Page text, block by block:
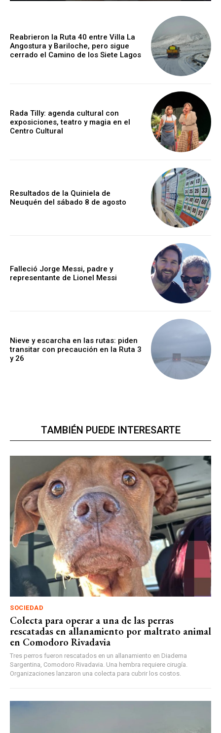
Reabrieron la Ruta 40 entre Villa La
Angostura y Bariloche, pero sigue
cerrado el Camino de los Siete Lagos
Rada Tilly: agenda cultural con
exposiciones, teatro y magia en el
Centro Cultural
Resultados de la Quiniela de
Neuquén del sábado 8 de agosto
Falleció Jorge Messi, padre y
representante de Lionel Messi
Nieve y escarcha en las rutas: piden
transitar con precaución en la Ruta 3
y 26
TAMBIÉN PUEDE INTERESARTE
SOCIEDAD
Colecta para operar a una de las perras
rescatadas en allanamiento por maltrato animal
en Comodoro Rivadavia
Tres perros fueron rescatados en un allanamiento en Diadema
Sargentina, Comodoro Rivadavia. Una hembra requiere cirugía.
Organizaciones lanzaron una colecta para cubrir los costos.